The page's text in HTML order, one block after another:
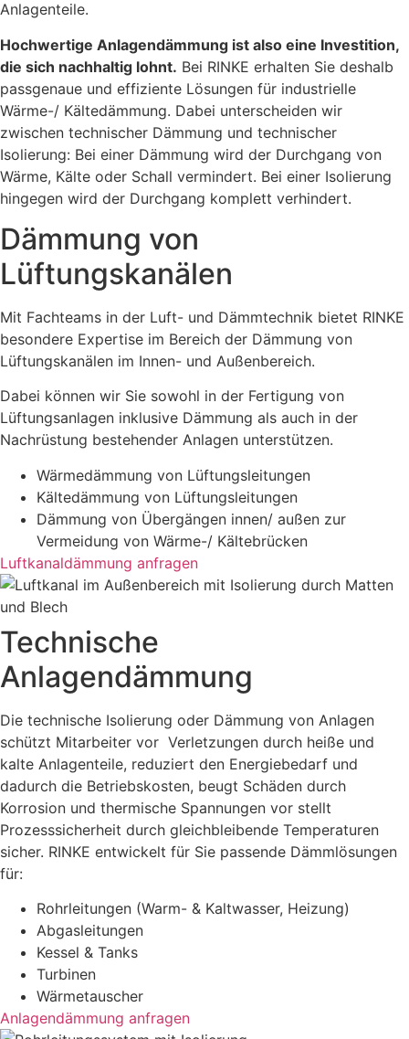
Anlagenteile.
Hochwertige Anlagendämmung ist also eine Investition,
die sich nachhaltig lohnt. Bei RINKE erhalten Sie deshalb
passgenaue und effiziente Lösungen für industrielle
Wärme-/ Kältedämmung. Dabei unterscheiden wir
zwischen technischer Dämmung und technischer
Isolierung: Bei einer Dämmung wird der Durchgang von
Wärme, Kälte oder Schall vermindert. Bei einer Isolierung
hingegen wird der Durchgang komplett verhindert.
Dämmung von
Lüftungskanälen
Mit Fachteams in der Luft- und Dämmtechnik bietet RINKE
besondere Expertise im Bereich der Dämmung von
Lüftungskanälen im Innen- und Außenbereich.
Dabei können wir Sie sowohl in der Fertigung von
Lüftungsanlagen inklusive Dämmung als auch in der
Nachrüstung bestehender Anlagen unterstützen.
Wärmedämmung von Lüftungsleitungen
Kältedämmung von Lüftungsleitungen
Dämmung von Übergängen innen/ außen zur
Vermeidung von Wärme-/ Kältebrücken
Luftkanaldämmung anfragen
Technische
Anlagendämmung
Die technische Isolierung oder Dämmung von Anlagen
schützt Mitarbeiter vor Verletzungen durch heiße und
kalte Anlagenteile, reduziert den Energiebedarf und
dadurch die Betriebskosten, beugt Schäden durch
Korrosion und thermische Spannungen vor stellt
Prozesssicherheit durch gleichbleibende Temperaturen
sicher. RINKE entwickelt für Sie passende Dämmlösungen
für:
Rohrleitungen (Warm- & Kaltwasser, Heizung)
Abgasleitungen
Kessel & Tanks
Turbinen
Wärmetauscher
Anlagendämmung anfragen